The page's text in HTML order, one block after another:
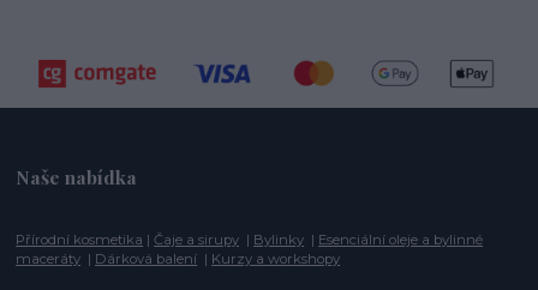
Naše nabídka
Přírodní kosmetika |Čaje a sirupy | Bylinky | Esenciální oleje a bylinné
maceráty | Dárková balení | Kurzy a workshopy